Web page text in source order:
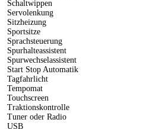
Schaltwippen
Servolenkung
Sitzheizung
Sportsitze
Sprachsteuerung
Spurhalteassistent
Spurwechselassistent
Start Stop Automatik
Tagfahrlicht
Tempomat
Touchscreen
Traktionskontrolle
Tuner oder Radio
USB